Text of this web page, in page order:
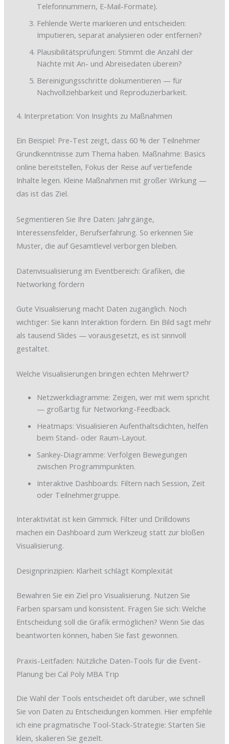
Telefonnummern, E-Mail-Formate).
Fehlende Werte markieren und entscheiden:
Imputieren, separat analysieren oder entfernen?
Plausibilitätsprüfungen: Stimmt die Anzahl der
Nächte mit An- und Abreisedaten überein?
Bereinigungsschritte dokumentieren — für
Nachvollziehbarkeit und Reproduzierbarkeit.
4. Interpretation: Von Insights zu Maßnahmen
Ein Beispiel: Pre-Test zeigt, dass 60 % der Teilnehmer
Grundkenntnisse zum Thema haben. Maßnahme: Basics
online bereitstellen, Fokus der Reise auf vertiefende
Inhalte legen. Kleine Maßnahmen mit großer Wirkung —
das ist das Ziel.
Segmentieren Sie Ihre Daten: Jahrgänge,
Interessensfelder, Berufserfahrung. So erkennen Sie
Muster, die auf Gesamtlevel verborgen bleiben.
Datenvisualisierung im Eventbereich: Grafiken, die
Networking fördern
Gute Visualisierung macht Daten zugänglich. Noch
wichtiger: Sie kann Interaktion fördern. Ein Bild sagt mehr
als tausend Slides — vorausgesetzt, es ist sinnvoll
gestaltet.
Welche Visualisierungen bringen echten Mehrwert?
Netzwerkdiagramme: Zeigen, wer mit wem spricht
— großartig für Networking-Feedback.
Heatmaps: Visualisieren Aufenthaltsdichten, helfen
beim Stand- oder Raum-Layout.
Sankey-Diagramme: Verfolgen Bewegungen
zwischen Programmpunkten.
Interaktive Dashboards: Filtern nach Session, Zeit
oder Teilnehmergruppe.
Interaktivität ist kein Gimmick. Filter und Drilldowns
machen ein Dashboard zum Werkzeug statt zur bloßen
Visualisierung.
Designprinzipien: Klarheit schlägt Komplexität
Bewahren Sie ein Ziel pro Visualisierung. Nutzen Sie
Farben sparsam und konsistent. Fragen Sie sich: Welche
Entscheidung soll die Grafik ermöglichen? Wenn Sie das
beantworten können, haben Sie fast gewonnen.
Praxis-Leitfaden: Nützliche Daten-Tools für die Event-
Planung bei Cal Poly MBA Trip
Die Wahl der Tools entscheidet oft darüber, wie schnell
Sie von Daten zu Entscheidungen kommen. Hier empfehle
ich eine pragmatische Tool-Stack-Strategie: Starten Sie
klein, skalieren Sie gezielt.